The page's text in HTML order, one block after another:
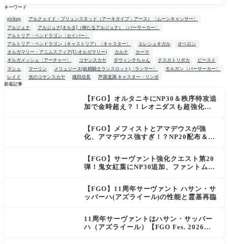
キーワード
pickup
アルクェイド・ブリュンスタッド（アーキタイプ：アース）〈ムーンキャンサー〉
アルジュナ
アルジュナ[オルタ]（神たるアルジュナ）〈バーサーカー〉
アルトリア・ペンドラゴン〈セイバー〉
アルトリア・ペンドラゴン（キャストリア）〈キャスター〉
エレシュキガル
オベロン
オルガマリー・アニムスフィア(U-オルガマリー)
カルナ
カーマ
ギルガメッシュ〈アーチャー〉
コヤンスカヤ ダヴィンチちゃん テスカトリポカ
ビースト
マシュ
マーリン メリュジーヌ(妖精騎士ランスロット)〈ランサー〉
モルガン〈バーサーカー〉
レイド
光のコヤンスカヤ 織田信長
芦屋道満 キャスター・リンボ
新着記事
【FGO】オルタニキにNP30＆秩序特攻追
加で金時超え？！レオニダスも超強化で
【FGO】メフィストとアマデウスが強
化、アマデウス強すぎ！？NP20配布＆Ar
【FGO】サーヴァント強化クエスト第20
弾！鬼女紅葉にNP30追加、ファントムも
【FGO】11周年サーヴァント ハサン・サ
ッバーハ(アズライール)の性能と霊基再臨
11周年サーヴァントはハサン・サッバー
ハ（アズライール）【FGO Fes. 2026】